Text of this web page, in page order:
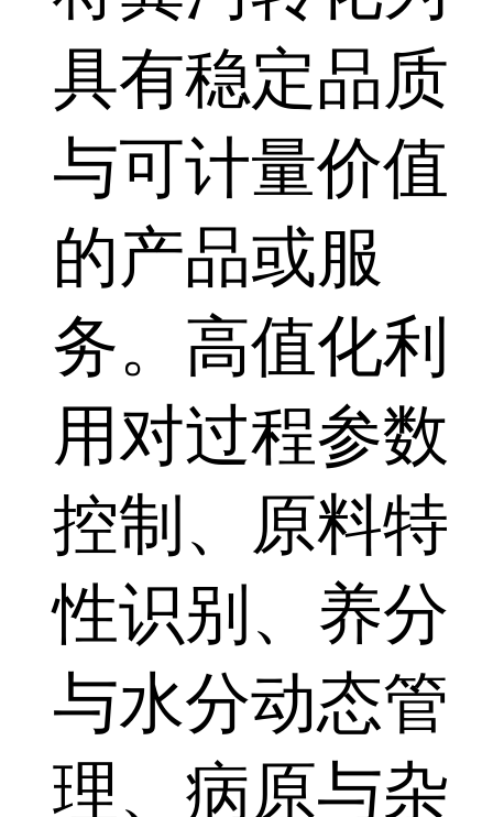
具有稳定品质
与可计量价值
的产品或服
务。高值化利
用对过程参数
控制、原料特
性识别、养分
与水分动态管
理、病原与杂